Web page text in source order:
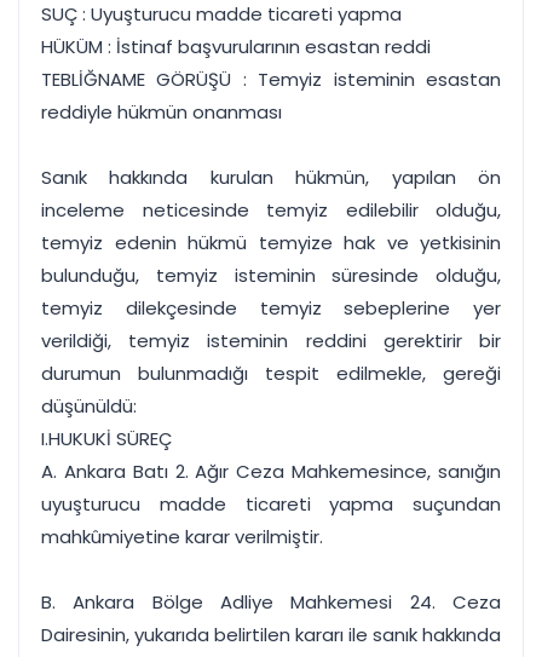
Tek panelde uçtan uca yönetim
UYAP & UETS entegrasyonundan finansa, hepsi bir arada.
Tüm özellikleri inceleyin Ücretsiz Başlayın
SUÇ : Uyuşturucu madde ticareti yapma
HÜKÜM : İstinaf başvurularının esastan reddi
TEBLİĞNAME GÖRÜŞÜ : Temyiz isteminin esastan
reddiyle hükmün onanması
Sanık hakkında kurulan hükmün, yapılan ön
inceleme neticesinde temyiz edilebilir olduğu,
temyiz edenin hükmü temyize hak ve yetkisinin
bulunduğu, temyiz isteminin süresinde olduğu,
temyiz dilekçesinde temyiz sebeplerine yer
verildiği, temyiz isteminin reddini gerektirir bir
durumun bulunmadığı tespit edilmekle, gereği
düşünüldü:
I.HUKUKİ SÜREÇ
A. Ankara Batı 2. Ağır Ceza Mahkemesince, sanığın
uyuşturucu madde ticareti yapma suçundan
mahkûmiyetine karar verilmiştir.
B. Ankara Bölge Adliye Mahkemesi 24. Ceza
Dairesinin, yukarıda belirtilen kararı ile sanık hakkında